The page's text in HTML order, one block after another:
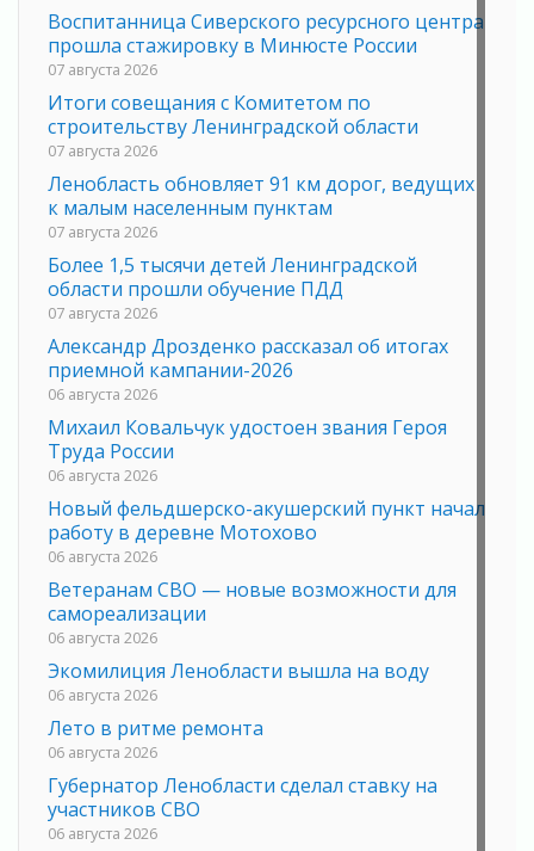
Воспитанница Сиверского ресурсного центра
прошла стажировку в Минюсте России
07 августа 2026
Итоги совещания с Комитетом по
строительству Ленинградской области
07 августа 2026
Ленобласть обновляет 91 км дорог, ведущих
к малым населенным пунктам
07 августа 2026
Более 1,5 тысячи детей Ленинградской
области прошли обучение ПДД
07 августа 2026
Александр Дрозденко рассказал об итогах
приемной кампании-2026
06 августа 2026
Михаил Ковальчук удостоен звания Героя
Труда России
06 августа 2026
Новый фельдшерско-акушерский пункт начал
работу в деревне Мотохово
06 августа 2026
Ветеранам СВО — новые возможности для
самореализации
06 августа 2026
Экомилиция Ленобласти вышла на воду
06 августа 2026
Лето в ритме ремонта
06 августа 2026
Губернатор Ленобласти сделал ставку на
участников СВО
06 августа 2026